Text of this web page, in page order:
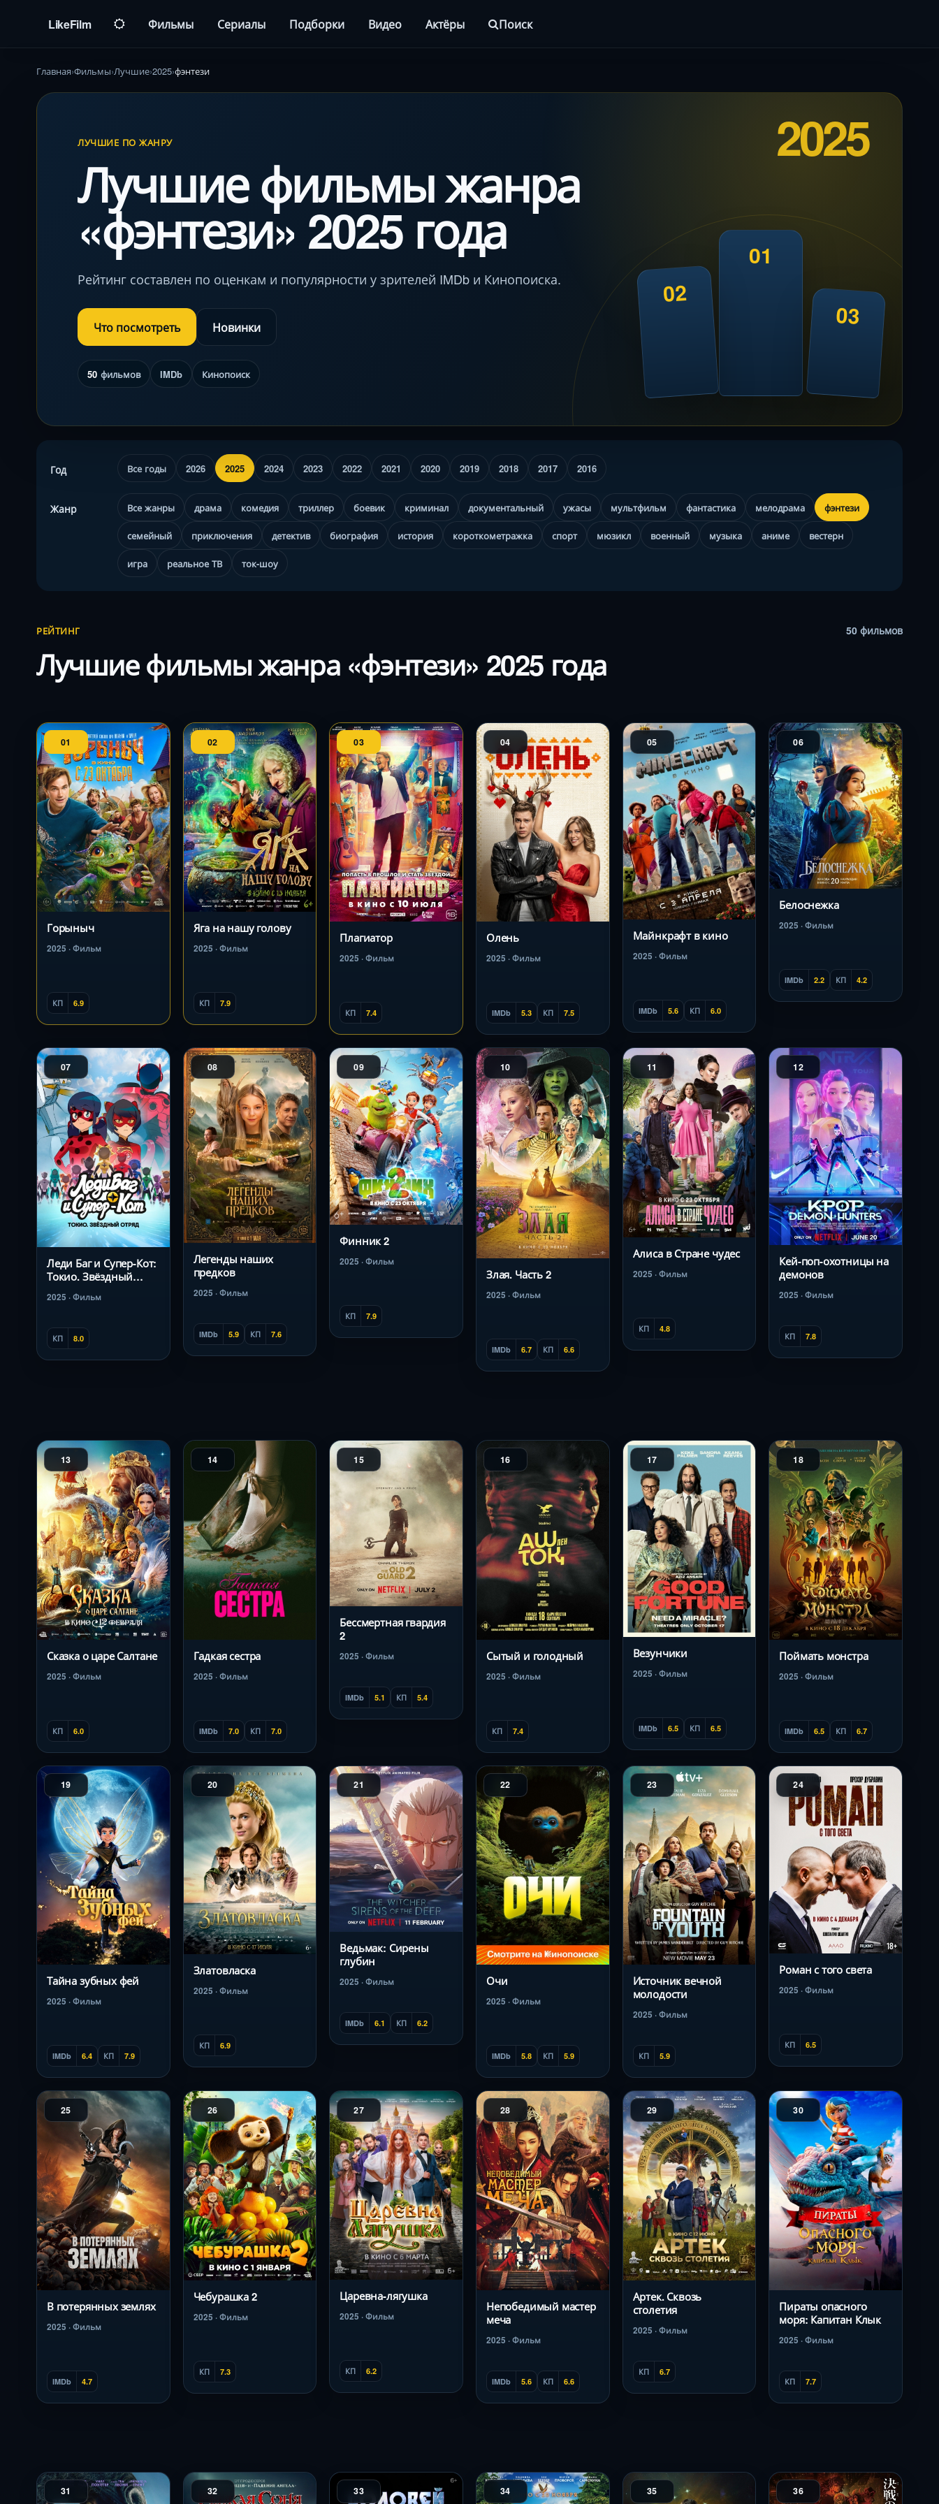
LikeFilm Фильмы Сериалы Подборки Видео Актёры Поиск
Главная Фильмы Лучшие 2025 фэнтези
ЛУЧШИЕ ПО ЖАНРУ
Лучшие фильмы жанра
«фэнтези» 2025 года
Рейтинг составлен по оценкам и популярности у зрителей IMDb и Кинопоиска.
Что посмотреть Новинки
50 фильмов IMDb Кинопоиск
2025
01
02
03
Год Все годы 2026 2025 2024 2023 2022 2021 2020 2019 2018 2017 2016
Жанр Все жанры драма комедия триллер боевик криминал документальный ужасы мультфильм фантастика мелодрама фэнтези
семейный приключения детектив биография история короткометражка спорт мюзикл военный музыка аниме вестерн
игра реальное ТВ ток-шоу
РЕЙТИНГ
Лучшие фильмы жанра «фэнтези» 2025 года
50 фильмов
01
Горыныч
2025 · Фильм
КП 6.9
02
Яга на нашу голову
2025 · Фильм
КП 7.9
03
Плагиатор
2025 · Фильм
КП 7.4
04
Олень
2025 · Фильм
IMDb 5.3 КП 7.5
05
Майнкрафт в кино
2025 · Фильм
IMDb 5.6 КП 6.0
06
Белоснежка
2025 · Фильм
IMDb 2.2 КП 4.2
07
Леди Баг и Супер-Кот:
Токио. Звёздный
отряд
2025 · Фильм
КП 8.0
08
Легенды наших
предков
2025 · Фильм
IMDb 5.9 КП 7.6
09
Финник 2
2025 · Фильм
КП 7.9
10
Злая. Часть 2
2025 · Фильм
IMDb 6.7 КП 6.6
11
Алиса в Стране чудес
2025 · Фильм
КП 4.8
12
Кей-поп-охотницы на
демонов
2025 · Фильм
КП 7.8
13
Сказка о царе Салтане
2025 · Фильм
КП 6.0
14
Гадкая сестра
2025 · Фильм
IMDb 7.0 КП 7.0
15
Бессмертная гвардия
2
2025 · Фильм
IMDb 5.1 КП 5.4
16
Сытый и голодный
2025 · Фильм
КП 7.4
17
Везунчики
2025 · Фильм
IMDb 6.5 КП 6.5
18
Поймать монстра
2025 · Фильм
IMDb 6.5 КП 6.7
19
Тайна зубных фей
2025 · Фильм
IMDb 6.4 КП 7.9
20
Златовласка
2025 · Фильм
КП 6.9
21
Ведьмак: Сирены
глубин
2025 · Фильм
IMDb 6.1 КП 6.2
22
Очи
2025 · Фильм
IMDb 5.8 КП 5.9
23
Источник вечной
молодости
2025 · Фильм
КП 5.9
24
Роман с того света
2025 · Фильм
КП 6.5
25
В потерянных землях
2025 · Фильм
IMDb 4.7
26
Чебурашка 2
2025 · Фильм
КП 7.3
27
Царевна-лягушка
2025 · Фильм
КП 6.2
28
Непобедимый мастер
меча
2025 · Фильм
IMDb 5.6 КП 6.6
29
Артек. Сквозь
столетия
2025 · Фильм
КП 6.7
30
Пираты опасного
моря: Капитан Клык
2025 · Фильм
КП 7.7
31 32 33 34 35 36